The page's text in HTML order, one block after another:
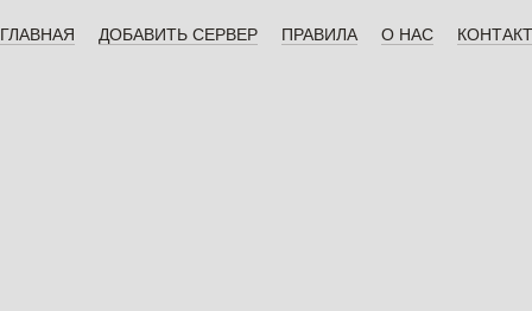
ГЛАВНАЯ ДОБАВИТЬ СЕРВЕР ПРАВИЛА О НАС